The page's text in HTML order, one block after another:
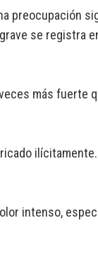
preocupación
se registra
más fuerte
intenso,